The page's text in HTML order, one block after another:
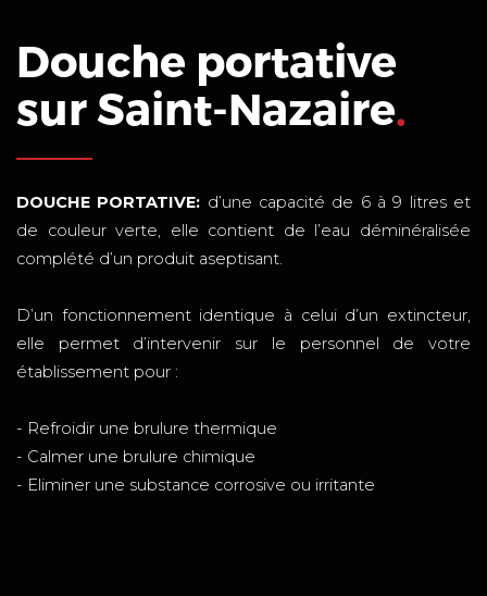
Douche portative
sur Saint-Nazaire.
DOUCHE PORTATIVE: d’une capacité de 6 à 9 litres et
de couleur verte, elle contient de l’eau déminéralisée
complété d’un produit aseptisant.
D’un fonctionnement identique à celui d’un extincteur,
elle permet d’intervenir sur le personnel de votre
établissement pour :
- Refroidir une brulure thermique
- Calmer une brulure chimique
- Eliminer une substance corrosive ou irritante